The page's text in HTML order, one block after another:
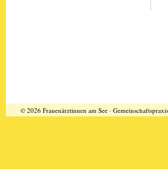
© 2026 Frauenärztinnen am See ·